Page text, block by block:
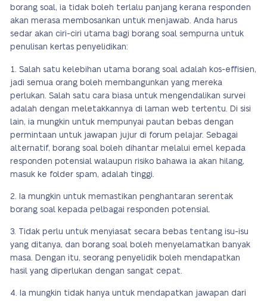
borang soal, ia tidak boleh terlalu panjang kerana responden
akan merasa membosankan untuk menjawab. Anda harus
sedar akan ciri-ciri utama bagi borang soal sempurna untuk
penulisan kertas penyelidikan:
Salah satu kelebihan utama borang soal adalah kos-effisien,
jadi semua orang boleh membangunkan yang mereka
perlukan. Salah satu cara biasa untuk mengendalikan survei
adalah dengan meletakkannya di laman web tertentu. Di sisi
lain, ia mungkin untuk mempunyai pautan bebas dengan
permintaan untuk jawapan jujur di forum pelajar. Sebagai
alternatif, borang soal boleh dihantar melalui emel kepada
responden potensial walaupun risiko bahawa ia akan hilang,
masuk ke folder spam, adalah tinggi.
Ia mungkin untuk memastikan penghantaran serentak
borang soal kepada pelbagai responden potensial.
Tidak perlu untuk menyiasat secara bebas tentang isu-isu
yang ditanya, dan borang soal boleh menyelamatkan banyak
masa. Dengan itu, seorang penyelidik boleh mendapatkan
hasil yang diperlukan dengan sangat cepat.
Ia mungkin tidak hanya untuk mendapatkan jawapan dari